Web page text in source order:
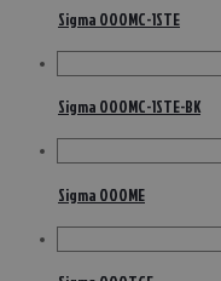
Sigma OOOMC-1STE
Sigma OOOMC-1STE-BK
Sigma OOOME